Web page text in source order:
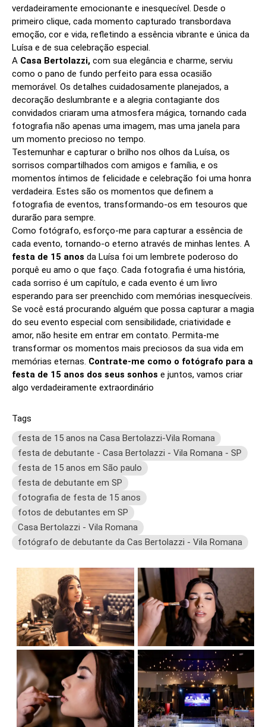
verdadeiramente emocionante e inesquecível. Desde o
primeiro clique, cada momento capturado transbordava
emoção, cor e vida, refletindo a essência vibrante e única da
Luísa e de sua celebração especial.
A Casa Bertolazzi, com sua elegância e charme, serviu
como o pano de fundo perfeito para essa ocasião
memorável. Os detalhes cuidadosamente planejados, a
decoração deslumbrante e a alegria contagiante dos
convidados criaram uma atmosfera mágica, tornando cada
fotografia não apenas uma imagem, mas uma janela para
um momento precioso no tempo.
Testemunhar e capturar o brilho nos olhos da Luísa, os
sorrisos compartilhados com amigos e família, e os
momentos íntimos de felicidade e celebração foi uma honra
verdadeira. Estes são os momentos que definem a
fotografia de eventos, transformando-os em tesouros que
durarão para sempre.
Como fotógrafo, esforço-me para capturar a essência de
cada evento, tornando-o eterno através de minhas lentes. A
festa de 15 anos da Luísa foi um lembrete poderoso do
porquê eu amo o que faço. Cada fotografia é uma história,
cada sorriso é um capítulo, e cada evento é um livro
esperando para ser preenchido com memórias inesquecíveis.
Se você está procurando alguém que possa capturar a magia
do seu evento especial com sensibilidade, criatividade e
amor, não hesite em entrar em contato. Permita-me
transformar os momentos mais preciosos da sua vida em
memórias eternas. Contrate-me como o fotógrafo para a
festa de 15 anos dos seus sonhos e juntos, vamos criar
algo verdadeiramente extraordinário
Tags
festa de 15 anos na Casa Bertolazzi-Vila Romana
festa de debutante - Casa Bertolazzi - Vila Romana - SP
festa de 15 anos em São paulo
festa de debutante em SP
fotografia de festa de 15 anos
fotos de debutantes em SP
Casa Bertolazzi - Vila Romana
fotógrafo de debutante da Cas Bertolazzi - Vila Romana